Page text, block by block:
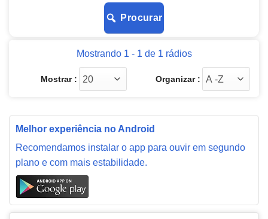
Procurar
Mostrando 1 - 1 de 1 rádios
Mostrar : Organizar :
Melhor experiência no Android
Recomendamos instalar o app para ouvir em segundo
plano e com mais estabilidade.